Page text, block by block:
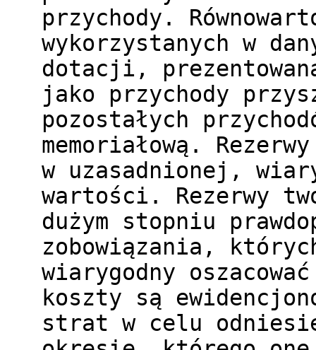
przychody.
wykorzystanych w
dotacji,
jako przychody
pozostałych
memoriałową.
w uzasadnionej,
wartości. Rezerwy
dużym stopniu
zobowiązania,
wiarygodny
koszty są
strat w celu